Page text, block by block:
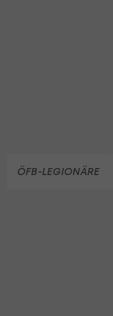
ÖFB-LEGIONÄRE